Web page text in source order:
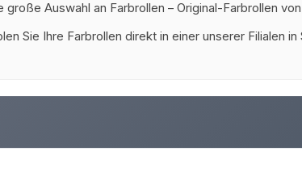
Auswahl an Farbrollen – Original-Farbrollen
Sie Ihre Farbrollen direkt in einer unserer Filialen